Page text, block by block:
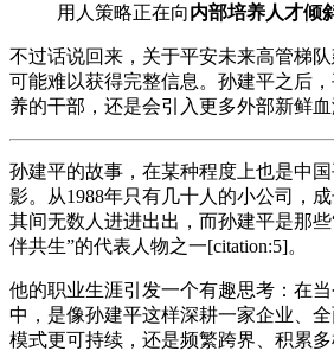
用人策略正在向内部培养人才倾
不过话说回来，关于平安未来高管梯
可能难以获得完整信息。孙建平之后
养的干部，还是会引入更多外部新鲜血
孙建平的故事，在某种程度上也是中
影。从1988年只有几十人的小公司，
其间无数人进进出出，而孙建平是那
伴共生”的代表人物之一[citation:5]。
他的职业生涯引发一个有趣思考：在
中，是像孙建平这样深耕一家企业、
模式更可持续，还是频繁跨界、积累